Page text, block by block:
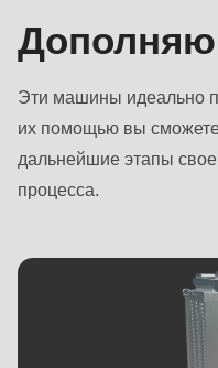
Эти машины идеально
их помощью вы
дальнейшие этапы
процесса.